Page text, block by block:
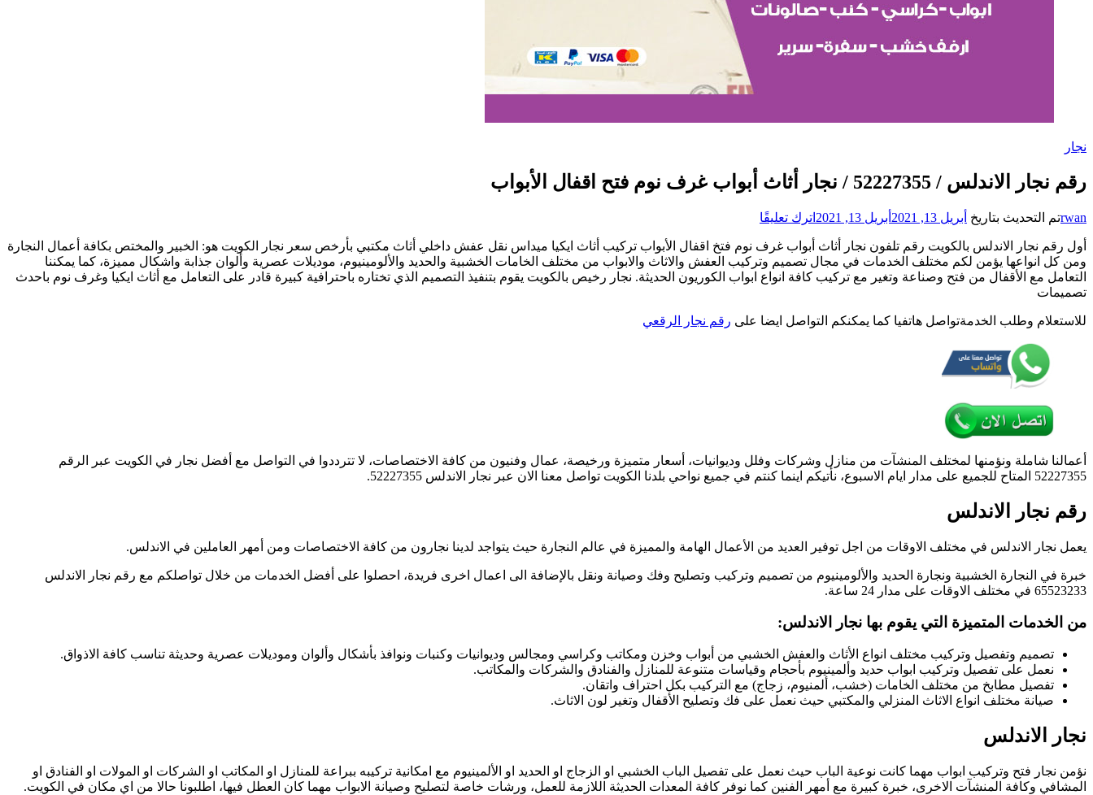
نجار
رقم نجار الاندلس / 52227355 / نجار أثاث أبواب غرف نوم فتح اقفال الأبواب
rwanتم التحديث بتاريخ أبريل 13, 2021 أبريل 13, 2021 اترك تعليقًا
نجار
الاندلس
نجار
أول رقم نجار الاندلس بالكويت رقم تلفون نجار أثاث أبواب غرف نوم فتخ اقفال الأبواب تركيب أثاث ايكيا ميداس نقل عفش داخلي أثاث مكتبي بأرخص سعر نجار الكويت هو: الخبير والمختص بكافة أعمال النجارة
ومن كل انواعها يؤمن لكم مختلف الخدمات في مجال تصميم وتركيب العفش والاثاث والابواب من مختلف الخامات الخشبية والحديد والألومينيوم، موديلات عصرية وألوان جذابة واشكال مميزة، كما يمكننا
التعامل مع الأقفال من فتح وصناعة وتغير مع تركيب كافة انواع ابواب الكوريون الحديثة. نجار رخيص بالكويت يقوم بتنفيذ التصميم الذي تختاره باحترافية كبيرة قادر على التعامل مع أثاث ايكيا وغرف نوم باحدث
تصميمات
للاستعلام وطلب الخدمةتواصل هاتفيا كما يمكنكم التواصل ايضا على رقم نجار الرقعي
أعمالنا شاملة ونؤمنها لمختلف المنشآت من منازل وشركات وفلل وديوانيات، أسعار متميزة ورخيصة، عمال وفنيون من كافة الاختصاصات، لا تترددوا في التواصل مع أفضل نجار في الكويت عبر الرقم
52227355 المتاح للجميع على مدار ايام الاسبوع، نأتيكم اينما كنتم في جميع نواحي بلدنا الكويت تواصل معنا الان عبر نجار الاندلس 52227355.
رقم نجار الاندلس
يعمل نجار الاندلس في مختلف الاوقات من اجل توفير العديد من الأعمال الهامة والمميزة في عالم النجارة حيث يتواجد لدينا نجارون من كافة الاختصاصات ومن أمهر العاملين في الاندلس.
خبرة في النجارة الخشبية ونجارة الحديد والألومينيوم من تصميم وتركيب وتصليح وفك وصيانة ونقل بالإضافة الى اعمال اخرى فريدة، احصلوا على أفضل الخدمات من خلال تواصلكم مع رقم نجار الاندلس
65523233 في مختلف الاوقات على مدار 24 ساعة.
من الخدمات المتميزة التي يقوم بها نجار الاندلس:
تصميم وتفصيل وتركيب مختلف انواع الأثاث والعفش الخشبي من أبواب وخزن ومكاتب وكراسي ومجالس وديوانيات وكنبات ونوافذ بأشكال وألوان وموديلات عصرية وحديثة تناسب كافة الاذواق.
نعمل على تفصيل وتركيب ابواب حديد وألمينيوم بأحجام وقياسات متنوعة للمنازل والفنادق والشركات والمكاتب.
تفصيل مطابخ من مختلف الخامات (خشب، ألمنيوم، زجاج) مع التركيب بكل احتراف واتقان.
صيانة مختلف انواع الاثاث المنزلي والمكتبي حيث نعمل على فك وتصليح الأقفال وتغير لون الاثاث.
نجار الاندلس
نؤمن نجار فتح وتركيب ابواب مهما كانت نوعية الباب حيث نعمل على تفصيل الباب الخشبي او الزجاج او الحديد او الألمينيوم مع امكانية تركيبه ببراعة للمنازل او المكاتب او الشركات او المولات او الفنادق او
المشافي وكافة المنشآت الاخرى، خبرة كبيرة مع أمهر الفنين كما نوفر كافة المعدات الحديثة اللازمة للعمل، ورشات خاصة لتصليح وصيانة الابواب مهما كان العطل فيها، اطلبونا حالا من اي مكان في الكويت.